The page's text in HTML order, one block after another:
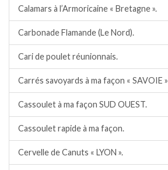
Calamars à l’Armoricaine « Bretagne ».
Carbonade Flamande (Le Nord).
Cari de poulet réunionnais.
Carrés savoyards à ma façon « SAVOIE »
Cassoulet à ma façon SUD OUEST.
Cassoulet rapide à ma façon.
Cervelle de Canuts « LYON ».